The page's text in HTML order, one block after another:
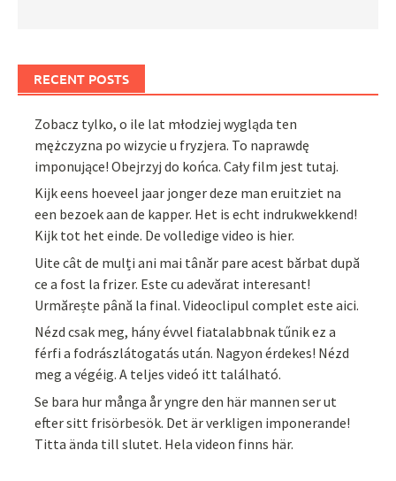
RECENT POSTS
Zobacz tylko, o ile lat młodziej wygląda ten
mężczyzna po wizycie u fryzjera. To naprawdę
imponujące! Obejrzyj do końca. Cały film jest tutaj.
Kijk eens hoeveel jaar jonger deze man eruitziet na
een bezoek aan de kapper. Het is echt indrukwekkend!
Kijk tot het einde. De volledige video is hier.
Uite cât de mulți ani mai tânăr pare acest bărbat după
ce a fost la frizer. Este cu adevărat interesant!
Urmărește până la final. Videoclipul complet este aici.
Nézd csak meg, hány évvel fiatalabbnak tűnik ez a
férfi a fodrászlátogatás után. Nagyon érdekes! Nézd
meg a végéig. A teljes videó itt található.
Se bara hur många år yngre den här mannen ser ut
efter sitt frisörbesök. Det är verkligen imponerande!
Titta ända till slutet. Hela videon finns här.